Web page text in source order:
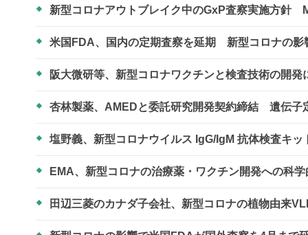
新型コロナアウトブレイク中のGxP査察実施方針
米国FDA、国内の定期査察を延期 新型コロナの影
阪大微研等、新型コロナワクチンと検査技術の開
杏林製薬、AMEDと委託研究開発契約締結 遺伝子
塩野義、新型コロナウイルス IgG/IgM 抗体検査キ
EMA、新型コロナの治療薬・ワクチン開発への科
田辺三菱のカナダ子会社、新型コロナの植物由来